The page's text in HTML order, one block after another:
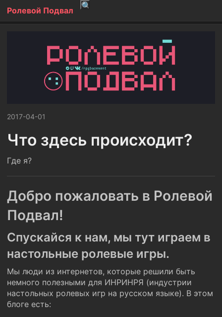
Ролевой Подвал
2017-04-01
Что здесь происходит?
Где я?
Добро пожаловать в Ролевой
Подвал!
Спускайся к нам, мы тут играем в
настольные ролевые игры.
Мы люди из интернетов, которые решили быть
немного полезными для ИНРИНРЯ (индустрии
настольных ролевых игр на русском языке). В этом
блоге есть: